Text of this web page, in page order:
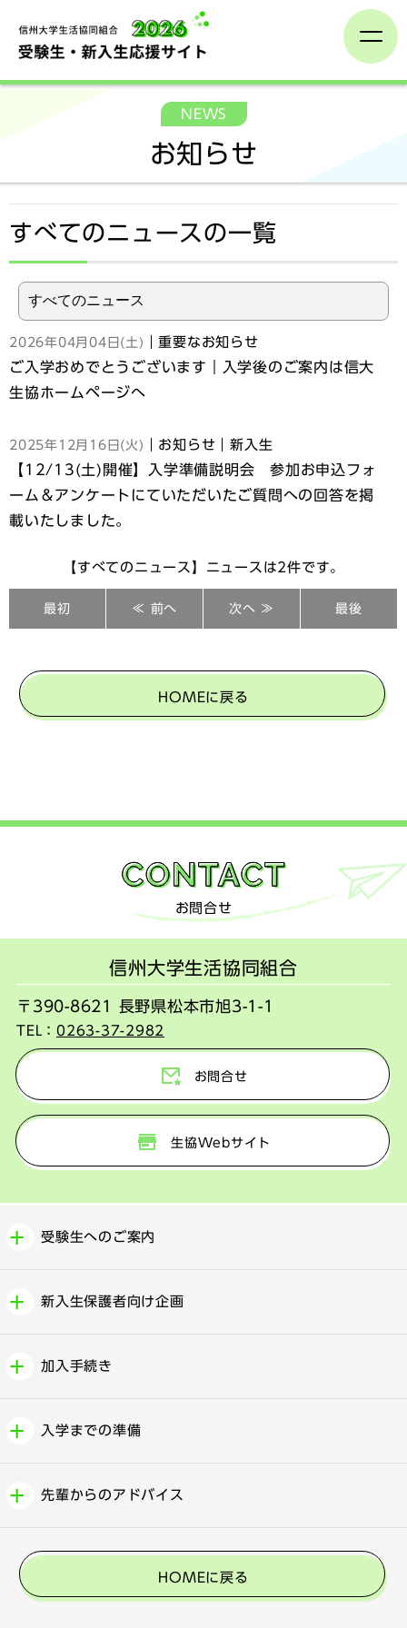
新入生保護者向け企画
加入手続き
入学までの準備
先輩からのアドバイス
NEWS
お知らせ
すべてのニュースの一覧
2026年04月04日(土) ｜重要なお知らせ
ご入学おめでとうございます｜入学後のご案内は信大
生協ホームページへ
2025年12月16日(火) ｜お知らせ｜新入生
【12/13(土)開催】入学準備説明会 参加お申込フォ
ーム＆アンケートにていただいたご質問への回答を掲
載いたしました。
【すべてのニュース】ニュースは2件です。
最初 ≪ 前へ 次へ ≫ 最後
HOMEに戻る
お問合せ
信州大学生活協同組合
〒390-8621 長野県松本市旭3-1-1
TEL： 0263-37-2982
お問合せ
生協Webサイト
受験生へのご案内
新入生保護者向け企画
加入手続き
入学までの準備
先輩からのアドバイス
HOMEに戻る